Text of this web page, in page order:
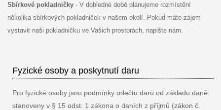
Sbírkové pokladničky- V dohledné době plánujeme rozmístění
několika sbírkových pokladniček v našem okolí. Pokud máte zájem
vystavit naši pokladničku ve Vašich prostorách, napište nám.
Fyzické osoby a poskytnutí daru
Pro fyzické osoby jsou podmínky odečtu darů od základu daně
stanoveny v § 15 odst. 1 zákona o daních z příjmů (zákon č.